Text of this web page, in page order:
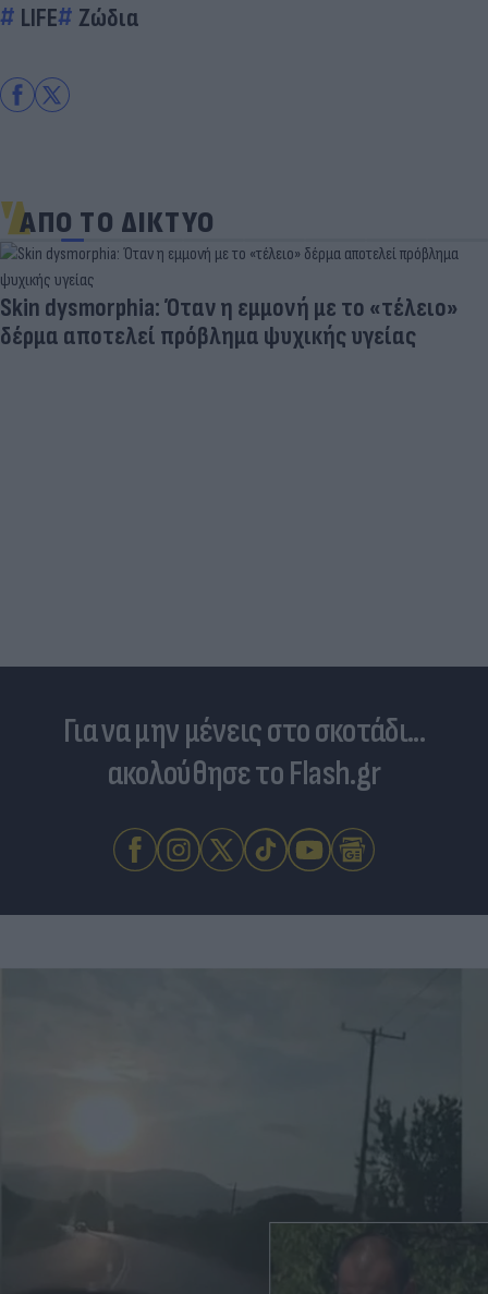
LIFE Ζώδια
ΑΠΟ ΤΟ ΔΙΚΤΥΟ
Skin dysmorphia: Όταν η εμμονή με το «τέλειο»
δέρμα αποτελεί πρόβλημα ψυχικής υγείας
Για να μην μένεις στο σκοτάδι...
ακολούθησε το Flash.gr